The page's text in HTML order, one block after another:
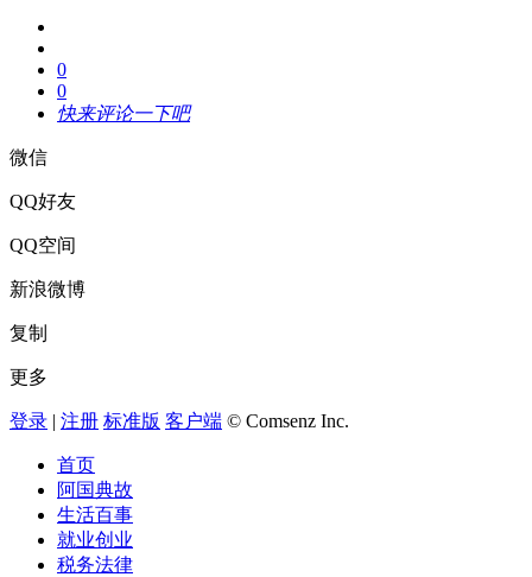
0
0
快来评论一下吧
微信
QQ好友
QQ空间
新浪微博
复制
更多
登录 | 注册 标准版 客户端 © Comsenz Inc.
首页
阿国典故
生活百事
就业创业
税务法律